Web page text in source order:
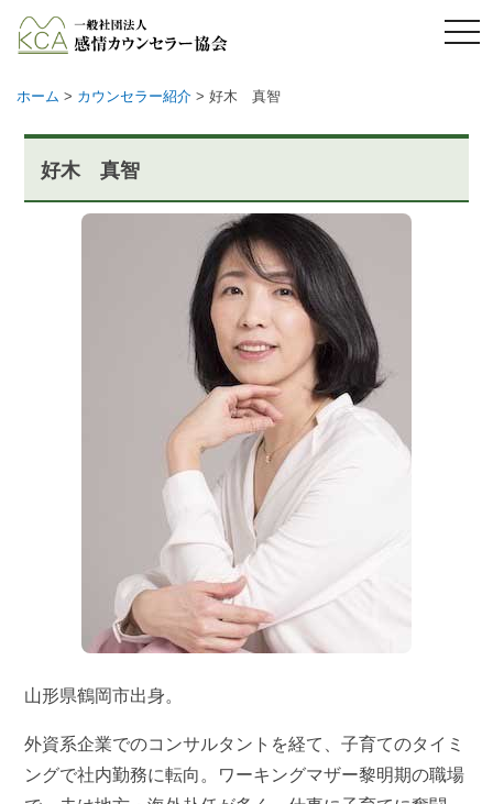
メ
ニ
ホーム > カウンセラー紹介 > 好木 真智
好木 真智
山形県鶴岡市出身。
外資系企業でのコンサルタントを経て、子育てのタイミ
ングで社内勤務に転向。ワーキングマザー黎明期の職場